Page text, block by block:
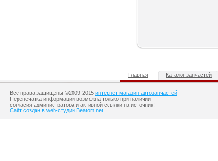
Главная Каталог запчастей
Все права защищены ©2009-2015 интернет магазин автозапчастей
Перепечатка информации возможна только при наличии
согласия администратора и активной ссылки на источник!
Сайт создан в web-студии Beatom.net